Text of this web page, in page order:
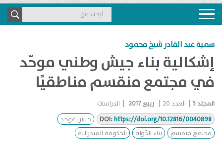
Toggle
navigation
سمية عبد القادر شيخ محمود
إشكالية بناء جيش وطني موحّد
في مجتمع منقسم مناطقيًا
المجلد5 العدد20 ربيع 2017
الدراسات
DOI:https://doi.org/10.12816/0040898
جيش موحد
مجتمع منقسم
بناء الدّولة الحكومة الفيدرالية